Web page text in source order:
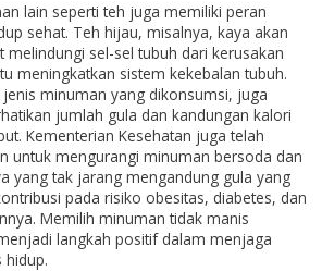
lain seperti teh juga memiliki peran
sehat. Teh hijau, misalnya, kaya akan
melindungi sel-sel tubuh dari kerusakan
meningkatkan sistem kekebalan tubuh.
minuman yang dikonsumsi, juga
jumlah gula dan kandungan kalori
Kementerian Kesehatan juga telah
untuk mengurangi minuman bersoda dan
yang tak jarang mengandung gula yang
pada risiko obesitas, diabetes, dan
Memilih minuman tidak manis
langkah positif dalam menjaga
hidup.